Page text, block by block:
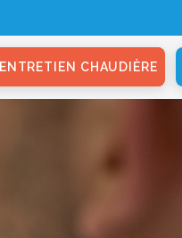
ENTRETIEN CHAUDIÈRE